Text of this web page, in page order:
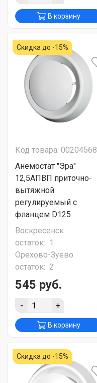
В корзину
Скидка до -15%
Код товара: 00204568
Анемостат "Эра"
12,5АПВП приточно-
вытяжной
регулируемый с
фланцем D125
Воскресенск
остаток: 1
Орехово-Зуево
остаток: 2
545 руб.
- +
В корзину
Скидка до -15%